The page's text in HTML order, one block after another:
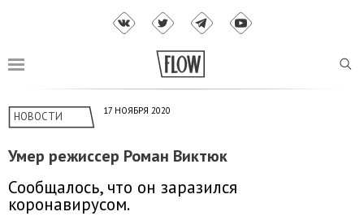
НОВОСТИ 17 НОЯБРЯ 2020
Умер режиссер Роман Виктюк
Сообщалось, что он заразился
коронавирусом.